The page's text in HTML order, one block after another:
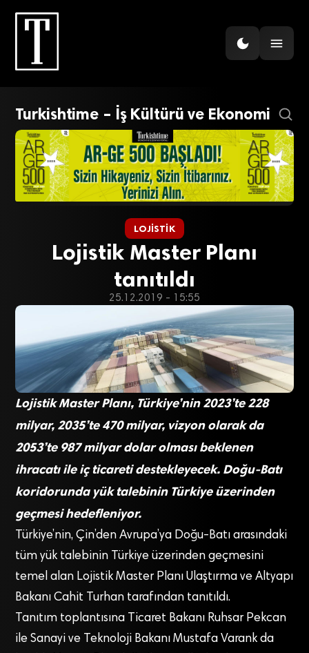
Turkishtime – İş Kültürü ve Ekonomi
LOJISTIK
Lojistik Master Planı
tanıtıldı
25.12.2019 - 15:55
Lojistik Master Planı, Türkiye’nin 2023’te 228
milyar, 2035’te 470 milyar, vizyon olarak da
2053’te 987 milyar dolar olması beklenen
ihracatı ile iç ticareti destekleyecek. Doğu-Batı
koridorunda yük talebinin Türkiye üzerinden
geçmesi hedefleniyor.
Türkiye’nin, Çin’den Avrupa’ya Doğu-Batı arasındaki
tüm yük talebinin Türkiye üzerinden geçmesini
temel alan Lojistik Master Planı Ulaştırma ve Altyapı
Bakanı Cahit Turhan tarafından tanıtıldı.
Tanıtım toplantısına Ticaret Bakanı Ruhsar Pekcan
ile Sanayi ve Teknoloji Bakanı Mustafa Varank da